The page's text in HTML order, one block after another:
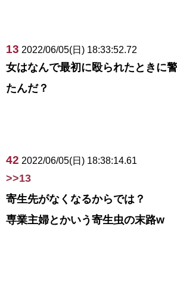
13 2022/06/05(日) 18:33:52.72
女はなんで最初に殴られたときに
たんだ？
42 2022/06/05(日) 18:38:14.61
>>13
寄生先がなくなるからでは？
専業主婦とかいう寄生虫の末路w